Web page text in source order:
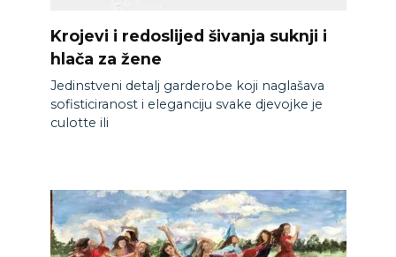
Krojevi i redoslijed šivanja suknji i
hlača za žene
Jedinstveni detalj garderobe koji naglašava
sofisticiranost i eleganciju svake djevojke je
culotte ili